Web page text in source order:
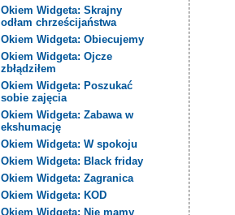
Okiem Widgeta: Skrajny
odłam chrześcijaństwa
Okiem Widgeta: Obiecujemy
Okiem Widgeta: Ojcze
zbłądziłem
Okiem Widgeta: Poszukać
sobie zajęcia
Okiem Widgeta: Zabawa w
ekshumację
Okiem Widgeta: W spokoju
Okiem Widgeta: Black friday
Okiem Widgeta: Zagranica
Okiem Widgeta: KOD
Okiem Widgeta: Nie mamy